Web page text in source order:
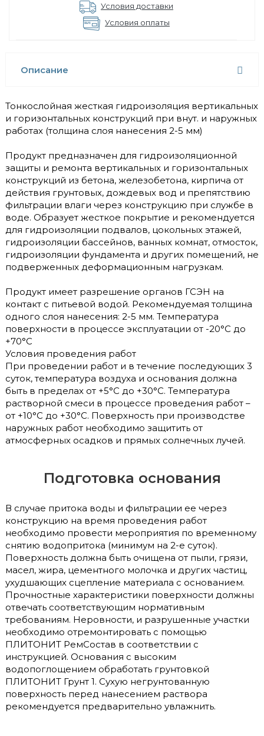
Условия доставки
Условия оплаты
Описание
Тонкослойная жесткая гидроизоляция вертикальных
и горизонтальных конструкций при внут. и наружных
работах (толщина слоя нанесения 2-5 мм)
Продукт предназначен для гидроизоляционной
защиты и ремонта вертикальных и горизонтальных
конструкций из бетона, железобетона, кирпича от
действия грунтовых, дождевых вод и препятствию
фильтрации влаги через конструкцию при службе в
воде. Образует жесткое покрытие и рекомендуется
для гидроизоляции подвалов, цокольных этажей,
гидроизоляции бассейнов, ванных комнат, отмосток,
гидроизоляции фундамента и других помещений, не
подверженных деформационным нагрузкам.
Продукт имеет разрешение органов ГСЭН на
контакт с питьевой водой. Рекомендуемая толщина
одного слоя нанесения: 2-5 мм. Температура
поверхности в процессе эксплуатации от -20°С до
+70°С
Условия проведения работ
При проведении работ и в течение последующих 3
суток, температура воздуха и основания должна
быть в пределах от +5°С до +30°С. Температура
растворной смеси в процессе проведения работ –
от +10°С до +30°С. Поверхность при производстве
наружных работ необходимо защитить от
атмосферных осадков и прямых солнечных лучей.
Подготовка основания
В случае притока воды и фильтрации ее через
конструкцию на время проведения работ
необходимо провести мероприятия по временному
снятию водопритока (минимум на 2-е суток).
Поверхность должна быть очищена от пыли, грязи,
масел, жира, цементного молочка и других частиц,
ухудшающих сцепление материала с основанием.
Прочностные характеристики поверхности должны
отвечать соответствующим нормативным
требованиям. Неровности, и разрушенные участки
необходимо отремонтировать с помощью
ПЛИТОНИТ РемСостав в соответствии с
инструкцией. Основания с высоким
водопоглощением обработать грунтовкой
ПЛИТОНИТ Грунт 1. Сухую негрунтованную
поверхность перед нанесением раствора
рекомендуется предварительно увлажнить.